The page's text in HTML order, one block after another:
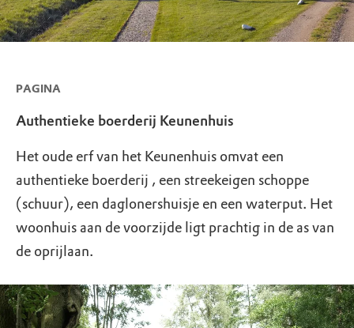
PAGINA
Authentieke boerderij Keunenhuis
Het oude erf van het Keunenhuis omvat een
authentieke boerderij , een streekeigen schoppe
(schuur), een daglonershuisje en een waterput. Het
woonhuis aan de voorzijde ligt prachtig in de as van
de oprijlaan.